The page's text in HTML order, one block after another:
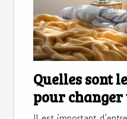
Quelles sont
pour changer
couette